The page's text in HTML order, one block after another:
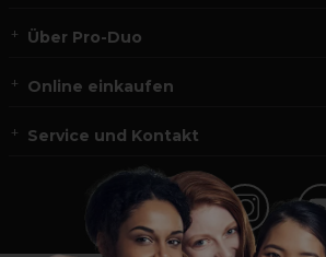
Über Pro-Duo
Online einkaufen
Service und Kontakt